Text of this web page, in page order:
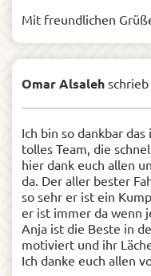
Mit freundlichen
Omar Alsaleh schrieb
Ich bin so dankbar
tolles Team, die
hier dank euch allen
da. Der aller bester
so sehr er ist ein
er ist immer da wenn
Anja ist die Beste in
motiviert und ihr
Ich danke euch allen